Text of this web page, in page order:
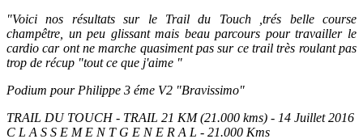
"Voici nos résultats sur le Trail du Touch ,trés belle course
champêtre, un peu glissant mais beau parcours pour travailler le
cardio car ont ne marche quasiment pas sur ce trail très roulant pas
trop de récup "tout ce que j'aime "
Podium pour Philippe 3 éme V2 "Bravissimo"
TRAIL DU TOUCH - TRAIL 21 KM (21.000 kms) - 14 Juillet 2016
C L A S S E M E N T G E N E R A L - 21.000 Kms